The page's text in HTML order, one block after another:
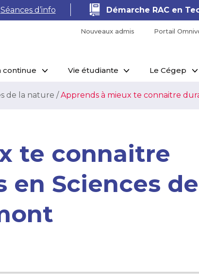
Séances d’info Démarche RAC en
Nouveaux admis Portail
continue Vie étudiante Le Cégep
de la nature /Apprends à mieux te connaitre
te connaitre
Sciences de